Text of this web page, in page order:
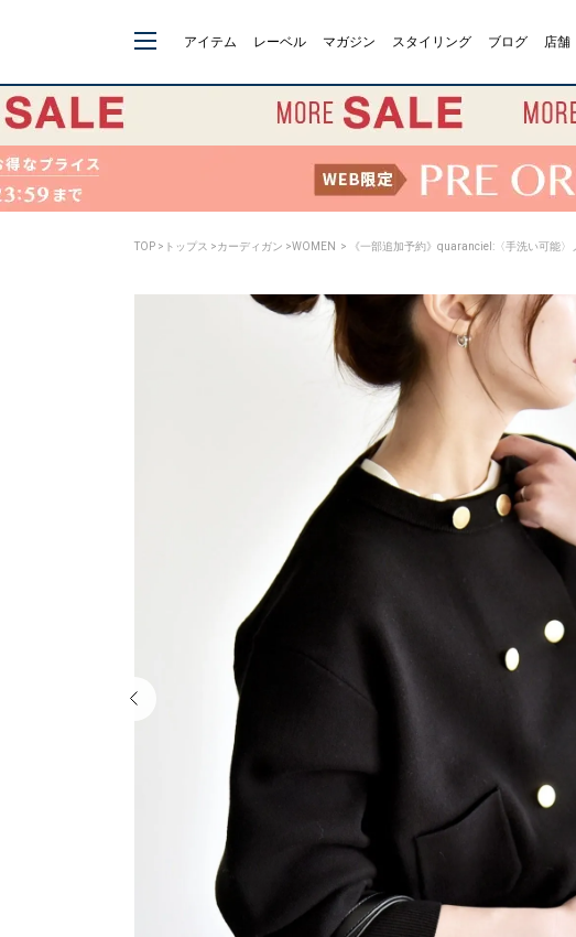
アイテム レーベル マガジン スタイリング ブログ 店舗
TOP > トップス >カーディガン >WOMEN > 《一部追加予約》quaranciel:〈手洗い可能〉